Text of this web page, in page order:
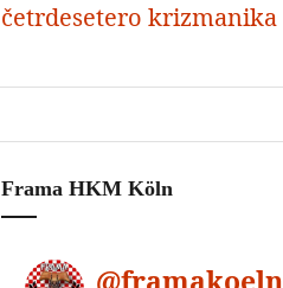
četrdesetero krizmanika
Frama HKM Köln